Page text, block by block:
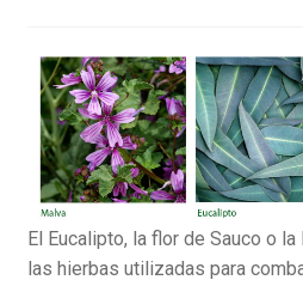
El Eucalipto, la flor de Sauco o
las hierbas utilizadas para